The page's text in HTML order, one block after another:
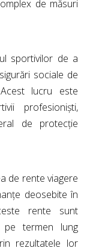
de măsuri
sportivilor de a
sociale de
lucru este
profesioniști,
de protecție
de rente viagere
deosebite în
rente sunt
termen lung
rezultatele lor